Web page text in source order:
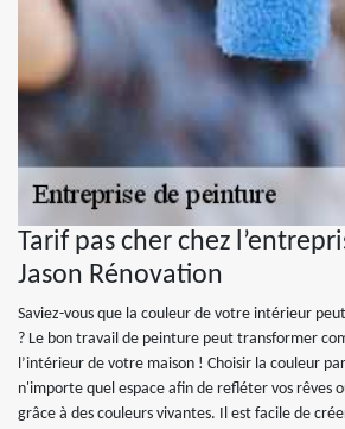
Tarif pas cher chez
Jason Rénovation
Saviez-vous que la couleur de votre intérieur
? Le bon travail de peinture peut transformer
l’intérieur de votre maison ! Choisir la couleur
n'importe quel espace afin de refléter vos rêves
grâce à des couleurs vivantes. Il est facile de